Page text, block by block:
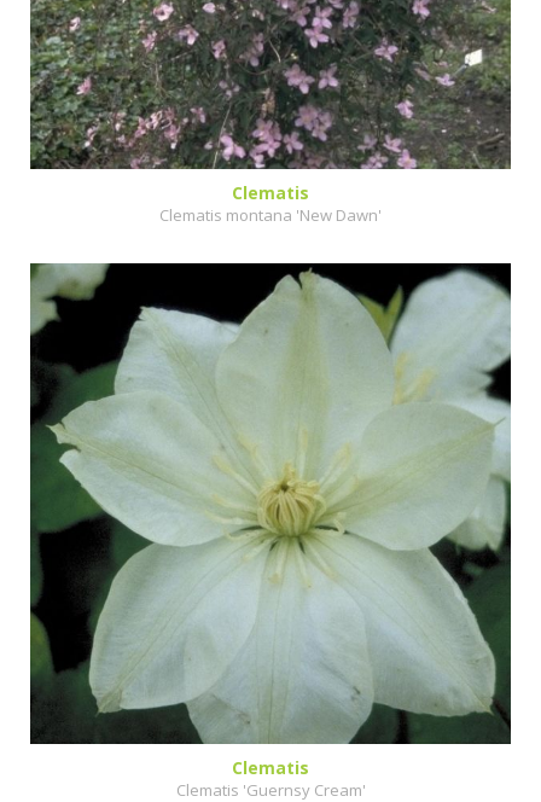
Clematis
Clematis montana 'New Dawn'
Clematis
Clematis 'Guernsy Cream'